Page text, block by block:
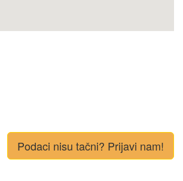
Podaci nisu tačni? Prijavi nam!